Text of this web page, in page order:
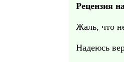
Рецензия
Жаль, что
Надеюсь